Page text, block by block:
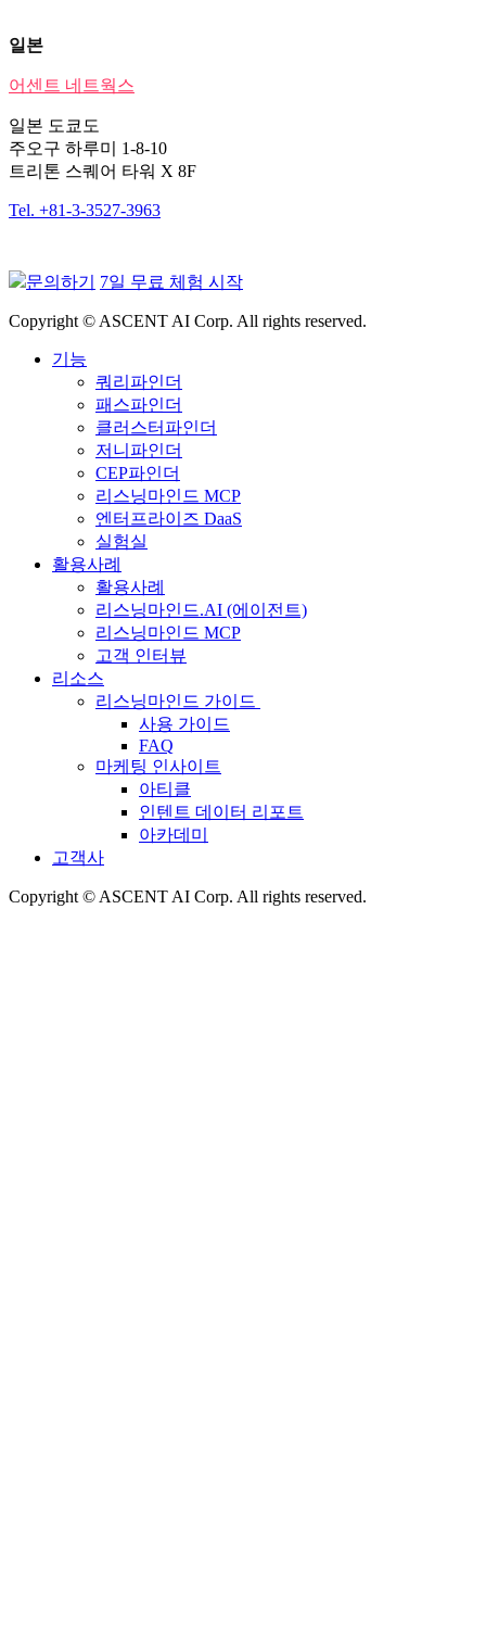
일본
어센트 네트웍스
일본 도쿄도
주오구 하루미 1-8-10
트리톤 스퀘어 타워 X 8F
Tel. +81-3-3527-3963
문의하기 7일 무료 체험 시작
Copyright © ASCENT AI Corp. All rights reserved.
기능
쿼리파인더
패스파인더
클러스터파인더
저니파인더
CEP파인더
리스닝마인드 MCP
엔터프라이즈 DaaS
실험실
활용사례
활용사례
리스닝마인드.AI (에이전트)
리스닝마인드 MCP
고객 인터뷰
리소스
리스닝마인드 가이드
사용 가이드
FAQ
마케팅 인사이트
아티클
인텐트 데이터 리포트
아카데미
고객사
Copyright © ASCENT AI Corp. All rights reserved.